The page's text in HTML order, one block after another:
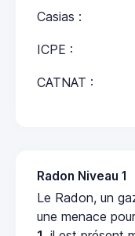
Casias :
ICPE :
CATNAT :
Radon Niveau 1
Le Radon, un
une menace